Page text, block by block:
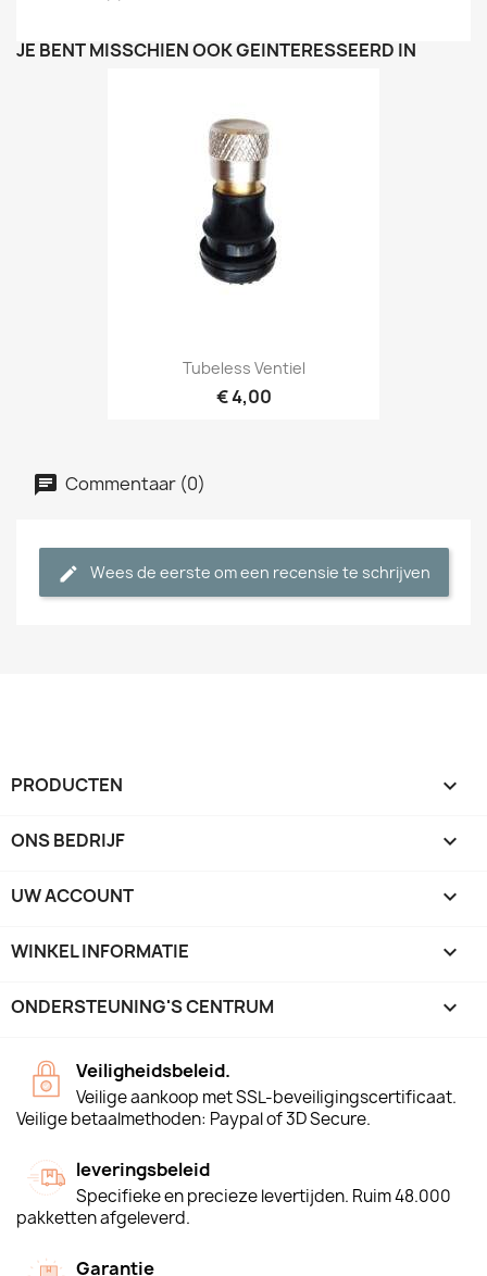
JE BENT MISSCHIEN OOK GEÏNTERESSEERD IN
Tubeless Ventiel
€ 4,00
Commentaar (0)
Wees de eerste om een recensie te schrijven
PRODUCTEN 
ONS BEDRIJF 
UW ACCOUNT 
WINKEL INFORMATIE keyboard_arrow_down
ONDERSTEUNING'S CENTRUM 
Veiligheidsbeleid.
Veilige aankoop met SSL-beveiligingscertificaat.
Veilige betaalmethoden: Paypal of 3D Secure.
leveringsbeleid
Specifieke en precieze levertijden. Ruim 48.000
pakketten afgeleverd.
Garantie